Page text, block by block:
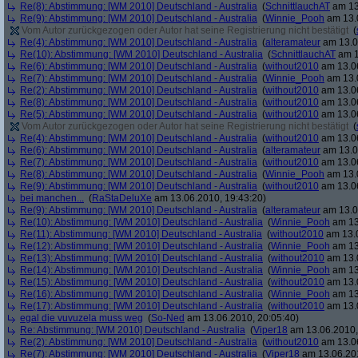
Re(8): Abstimmung: [WM 2010] Deutschland - Australia (SchnittlauchAT am
Re(9): Abstimmung: [WM 2010] Deutschland - Australia (Winnie_Pooh am
Vom Autor zurückgezogen oder Autor hat seine Registrierung nicht bestätigt (
Re(4): Abstimmung: [WM 2010] Deutschland - Australia (alteramateur am
Re(10): Abstimmung: [WM 2010] Deutschland - Australia (SchnittlauchAT am
Re(6): Abstimmung: [WM 2010] Deutschland - Australia (without2010 am
Re(7): Abstimmung: [WM 2010] Deutschland - Australia (Winnie_Pooh am
Re(2): Abstimmung: [WM 2010] Deutschland - Australia (without2010 am
Re(8): Abstimmung: [WM 2010] Deutschland - Australia (without2010 am
Re(5): Abstimmung: [WM 2010] Deutschland - Australia (without2010 am
Vom Autor zurückgezogen oder Autor hat seine Registrierung nicht bestätigt (
Re(4): Abstimmung: [WM 2010] Deutschland - Australia (without2010 am
Re(6): Abstimmung: [WM 2010] Deutschland - Australia (alteramateur am
Re(7): Abstimmung: [WM 2010] Deutschland - Australia (without2010 am
Re(8): Abstimmung: [WM 2010] Deutschland - Australia (Winnie_Pooh am
Re(9): Abstimmung: [WM 2010] Deutschland - Australia (without2010 am
bei manchen... (RaStaDeluXe am 13.06.2010, 19:43:20)
Re(9): Abstimmung: [WM 2010] Deutschland - Australia (alteramateur am
Re(10): Abstimmung: [WM 2010] Deutschland - Australia (Winnie_Pooh am
Re(11): Abstimmung: [WM 2010] Deutschland - Australia (without2010 am
Re(12): Abstimmung: [WM 2010] Deutschland - Australia (Winnie_Pooh am
Re(13): Abstimmung: [WM 2010] Deutschland - Australia (without2010 am
Re(14): Abstimmung: [WM 2010] Deutschland - Australia (Winnie_Pooh am
Re(15): Abstimmung: [WM 2010] Deutschland - Australia (without2010 am
Re(16): Abstimmung: [WM 2010] Deutschland - Australia (Winnie_Pooh am
Re(17): Abstimmung: [WM 2010] Deutschland - Australia (without2010 am
egal die vuvuzela muss weg (So-Ned am 13.06.2010, 20:05:40)
Re: Abstimmung: [WM 2010] Deutschland - Australia (Viper18 am
Re(2): Abstimmung: [WM 2010] Deutschland - Australia (without2010 am
Re(7): Abstimmung: [WM 2010] Deutschland - Australia (Viper18 am